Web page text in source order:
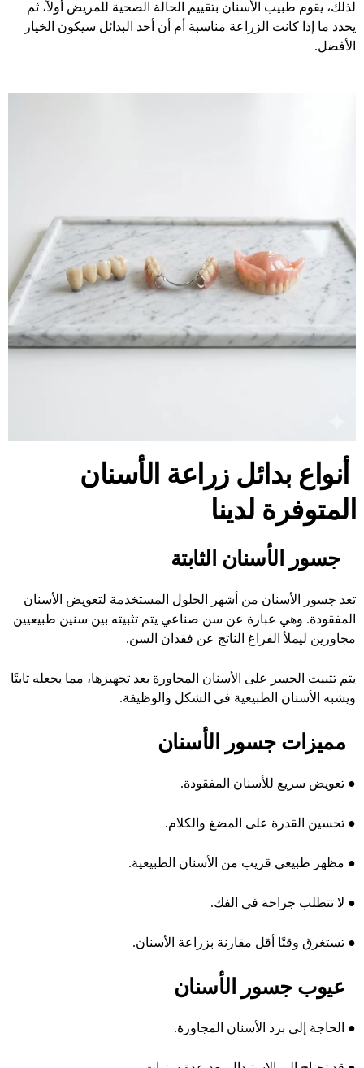
لذلك، يقوم طبيب الأسنان بتقييم الحالة الصحية للمريض أولاً، ثم
يحدد ما إذا كانت الزراعة مناسبة أم أن أحد البدائل سيكون الخيار
الأفضل.
أنواع بدائل زراعة الأسنان
المتوفرة لدينا
جسور الأسنان الثابتة
تعد جسور الأسنان من أشهر الحلول المستخدمة لتعويض الأسنان
المفقودة. وهي عبارة عن سن صناعي يتم تثبيته بين سنين طبيعيين
مجاورين ليملأ الفراغ الناتج عن فقدان السن.
يتم تثبيت الجسر على الأسنان المجاورة بعد تجهيزها، مما يجعله ثابتًا
ويشبه الأسنان الطبيعية في الشكل والوظيفة.
مميزات جسور الأسنان
● تعويض سريع للأسنان المفقودة.
● تحسين القدرة على المضغ والكلام.
● مظهر طبيعي قريب من الأسنان الطبيعية.
● لا تتطلب جراحة في الفك.
● تستغرق وقتًا أقل مقارنة بزراعة الأسنان.
عيوب جسور الأسنان
● الحاجة إلى برد الأسنان المجاورة.